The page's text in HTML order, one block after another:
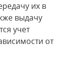
их в
выдачу
учет
от